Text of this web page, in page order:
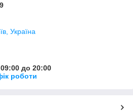
Україна
до 20:00
роботи